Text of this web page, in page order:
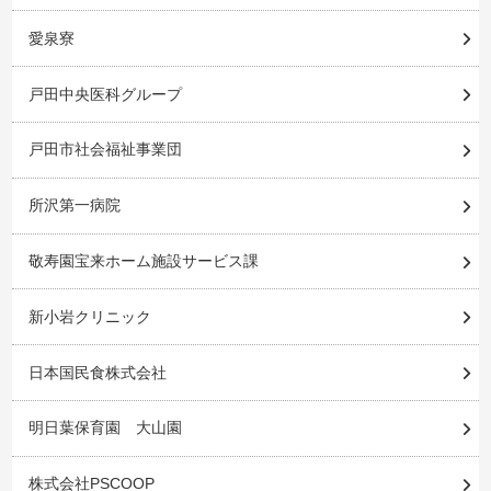
愛泉寮
戸田中央医科グループ
戸田市社会福祉事業団
所沢第一病院
敬寿園宝来ホーム施設サービス課
新小岩クリニック
日本国民食株式会社
明日葉保育園 大山園
株式会社PSCOOP